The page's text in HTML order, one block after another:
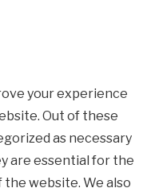
your experience
Out of these
as necessary
are essential for the
website. We also